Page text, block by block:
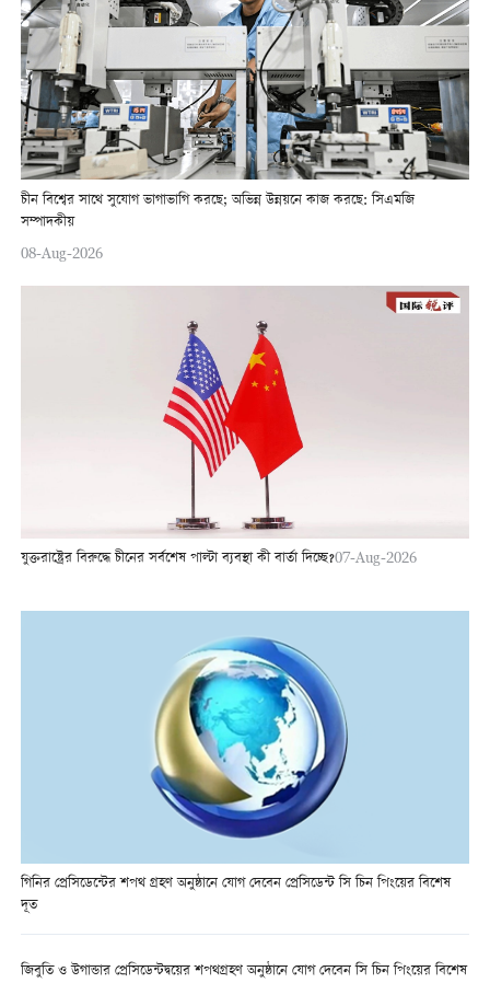
চীন বিশ্বের সাথে সুযোগ ভাগাভাগি করছে; অভিন্ন উন্নয়নে কাজ করছে: সিএমজি
সম্পাদকীয়
08-Aug-2026
যুক্তরাষ্ট্রের বিরুদ্ধে চীনের সর্বশেষ পাল্টা ব্যবস্থা কী বার্তা দিচ্ছে?07-Aug-2026
গিনির প্রেসিডেন্টের শপথ গ্রহণ অনুষ্ঠানে যোগ দেবেন প্রেসিডেন্ট সি চিন পিংয়ের বিশেষ
দূত
জিবুতি ও উগান্ডার প্রেসিডেন্টদ্বয়ের শপথগ্রহণ অনুষ্ঠানে যোগ দেবেন সি চিন পিংয়ের বিশেষ